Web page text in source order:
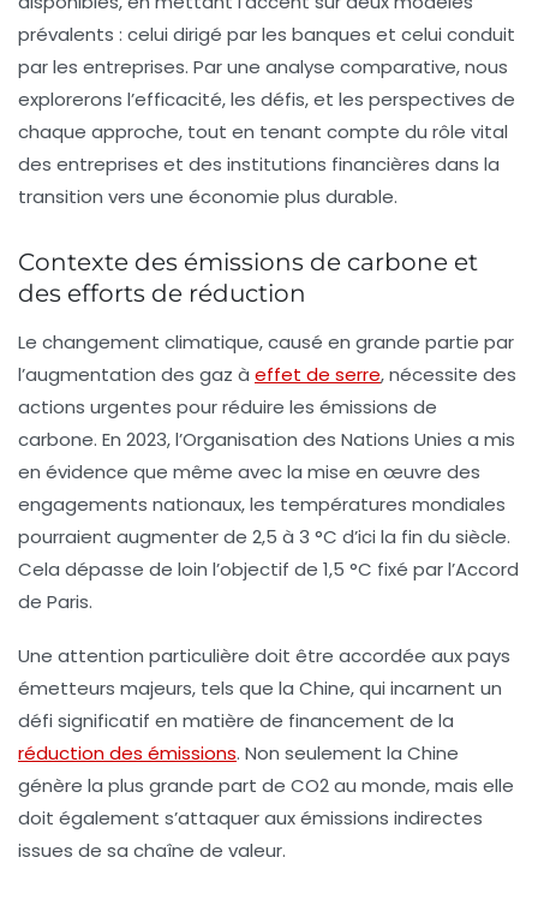
prévalents : celui dirigé par les banques et celui conduit
par les entreprises. Par une analyse comparative, nous
explorerons l’efficacité, les défis, et les perspectives de
chaque approche, tout en tenant compte du rôle vital
des entreprises et des institutions financières dans la
transition vers une économie plus durable.
Contexte des émissions de carbone et
des efforts de réduction
Le changement climatique, causé en grande partie par
l’augmentation des gaz à effet de serre, nécessite des
actions urgentes pour réduire les émissions de
carbone. En 2023, l’Organisation des Nations Unies a mis
en évidence que même avec la mise en œuvre des
engagements nationaux, les températures mondiales
pourraient augmenter de 2,5 à 3 °C d’ici la fin du siècle.
Cela dépasse de loin l’objectif de 1,5 °C fixé par l’Accord
de Paris.
Une attention particulière doit être accordée aux pays
émetteurs majeurs, tels que la Chine, qui incarnent un
défi significatif en matière de financement de la
réduction des émissions. Non seulement la Chine
génère la plus grande part de CO2au monde, mais elle
doit également s’attaquer aux émissions indirectes
issues de sa chaîne de valeur.